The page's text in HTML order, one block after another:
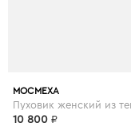
МОСМЕХА
10 800 ₽